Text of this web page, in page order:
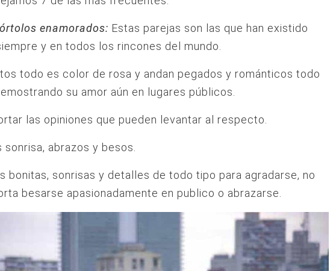
enamorados: Estas parejas son las que han existido
y en todos los rincones del mundo.
todo es color de rosa y andan pegados y románticos todo
su amor aún en lugares públicos.
las opiniones que pueden levantar al respecto.
sonrisa, abrazos y besos.
bonitas, sonrisas y detalles de todo tipo para agradarse, no
besarse apasionadamente en publico o abrazarse.